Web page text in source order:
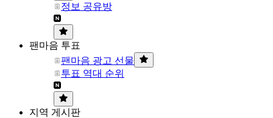
정보 공유방
팬마음 투표
팬마음 광고 선물
투표 역대 순위
지역 게시판